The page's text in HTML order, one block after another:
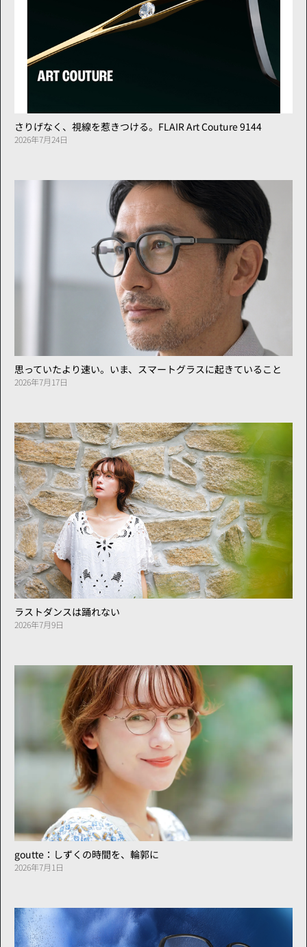
さりげなく、視線を惹きつける。FLAIR Art Couture 9144
2026年7月24日
思っていたより速い。いま、スマートグラスに起きていること
2026年7月17日
ラストダンスは踊れない
2026年7月9日
goutte：しずくの時間を、輪郭に
2026年7月1日